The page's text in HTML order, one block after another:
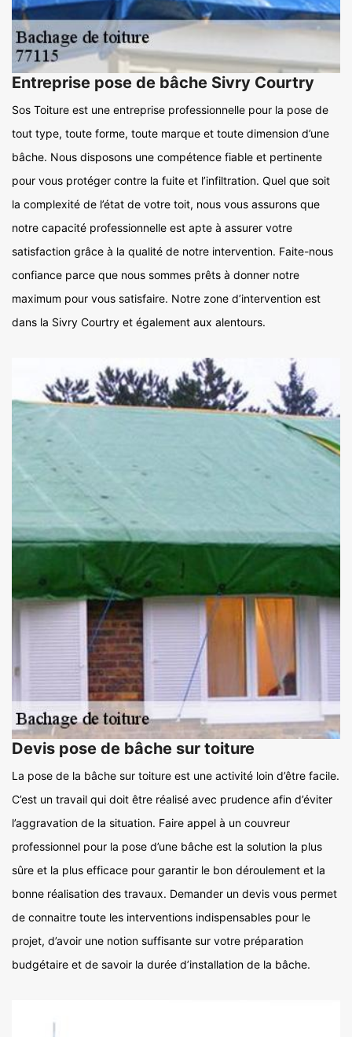
Entreprise pose de bâche Sivry Courtry
Sos Toiture est une entreprise professionnelle pour la pose de
tout type, toute forme, toute marque et toute dimension d’une
bâche. Nous disposons une compétence fiable et pertinente
pour vous protéger contre la fuite et l’infiltration. Quel que soit
la complexité de l’état de votre toit, nous vous assurons que
notre capacité professionnelle est apte à assurer votre
satisfaction grâce à la qualité de notre intervention. Faite-nous
confiance parce que nous sommes prêts à donner notre
maximum pour vous satisfaire. Notre zone d’intervention est
dans la Sivry Courtry et également aux alentours.
Devis pose de bâche sur toiture
La pose de la bâche sur toiture est une activité loin d’être facile.
C’est un travail qui doit être réalisé avec prudence afin d’éviter
l’aggravation de la situation. Faire appel à un couvreur
professionnel pour la pose d’une bâche est la solution la plus
sûre et la plus efficace pour garantir le bon déroulement et la
bonne réalisation des travaux. Demander un devis vous permet
de connaitre toute les interventions indispensables pour le
projet, d’avoir une notion suffisante sur votre préparation
budgétaire et de savoir la durée d’installation de la bâche.